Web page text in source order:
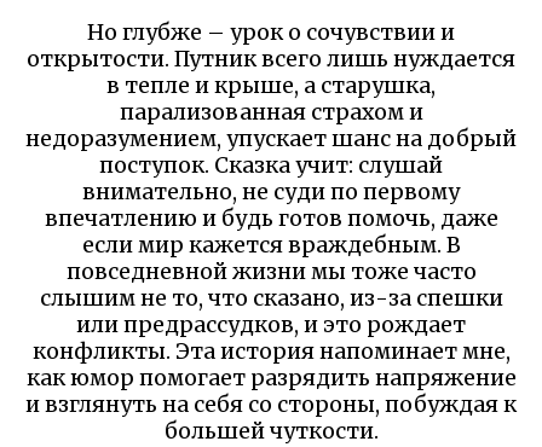
Но глубже – урок о сочувствии и
открытости. Путник всего лишь нуждается
в тепле и крыше, а старушка,
парализованная страхом и
недоразумением, упускает шанс на добрый
поступок. Сказка учит: слушай
внимательно, не суди по первому
впечатлению и будь готов помочь, даже
если мир кажется враждебным. В
повседневной жизни мы тоже часто
слышим не то, что сказано, из-за спешки
или предрассудков, и это рождает
конфликты. Эта история напоминает мне,
как юмор помогает разрядить напряжение
и взглянуть на себя со стороны, побуждая к
большей чуткости.